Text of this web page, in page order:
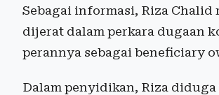
Sebagai informasi, Riza Chalid
dijerat dalam perkara dugaan
perannya sebagai beneficiary
Dalam penyidikan, Riza